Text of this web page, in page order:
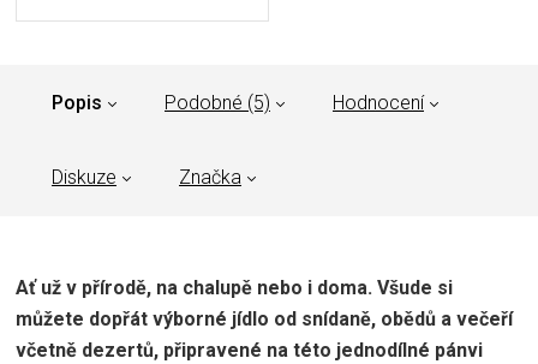
Popis Podobné (5) Hodnocení
Diskuze Značka
Ať už v přírodě, na chalupě nebo i doma. Všude si
můžete dopřát výborné jídlo od snídaně, obědů a večeří
včetně dezertů, připravené na této jednodílné pánvi